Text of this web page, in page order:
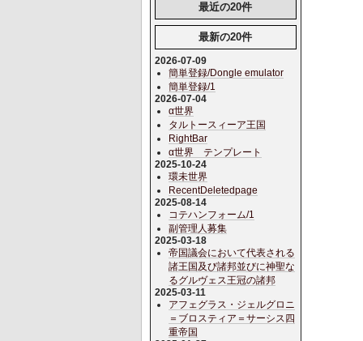
最近の20件
最新の20件
2026-07-09
簡単登録/Dongle emulator
簡単登録/1
2026-07-04
α世界
タルトースィーア王国
RightBar
α世界 テンプレート
2025-10-24
環未世界
RecentDeletedpage
2025-08-14
コテハンフォーム/1
副管理人募集
2025-03-18
帝国議会において代表される
諸王国及び諸邦並びに神聖な
るグルヴェス王冠の諸邦
2025-03-11
アフェグラス・ジェルグロニ
＝ブロスティア＝サーシス四
重帝国